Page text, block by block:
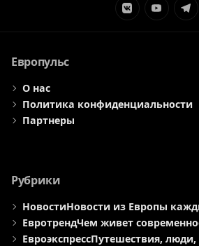
ЭлементЭлемент
Европульс
О нас
Политика конфиденциальности
Партнеры
Рубрики
НовостиНовости из Европы
ЕвротрендЧем живет
ЕвроэкспрессПутешествия,